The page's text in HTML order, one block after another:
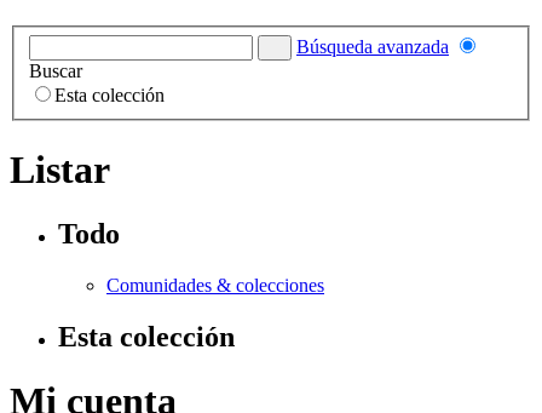
Búsqueda avanzada
Buscar
Esta colección
Listar
Todo
Comunidades & colecciones
Esta colección
Mi cuenta